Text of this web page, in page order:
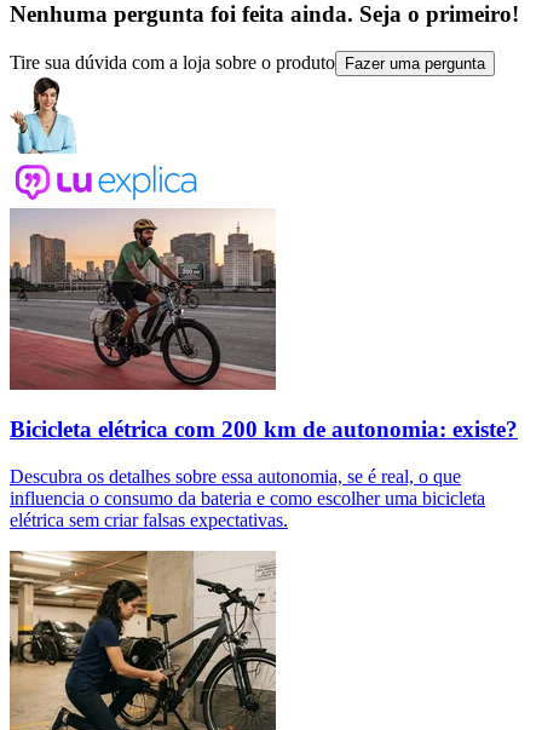
Nenhuma pergunta foi feita ainda. Seja o primeiro!
Tire sua dúvida com a loja sobre o produto Fazer uma pergunta
Bicicleta elétrica com 200 km de autonomia: existe?
Descubra os detalhes sobre essa autonomia, se é real, o que
influencia o consumo da bateria e como escolher uma bicicleta
elétrica sem criar falsas expectativas.